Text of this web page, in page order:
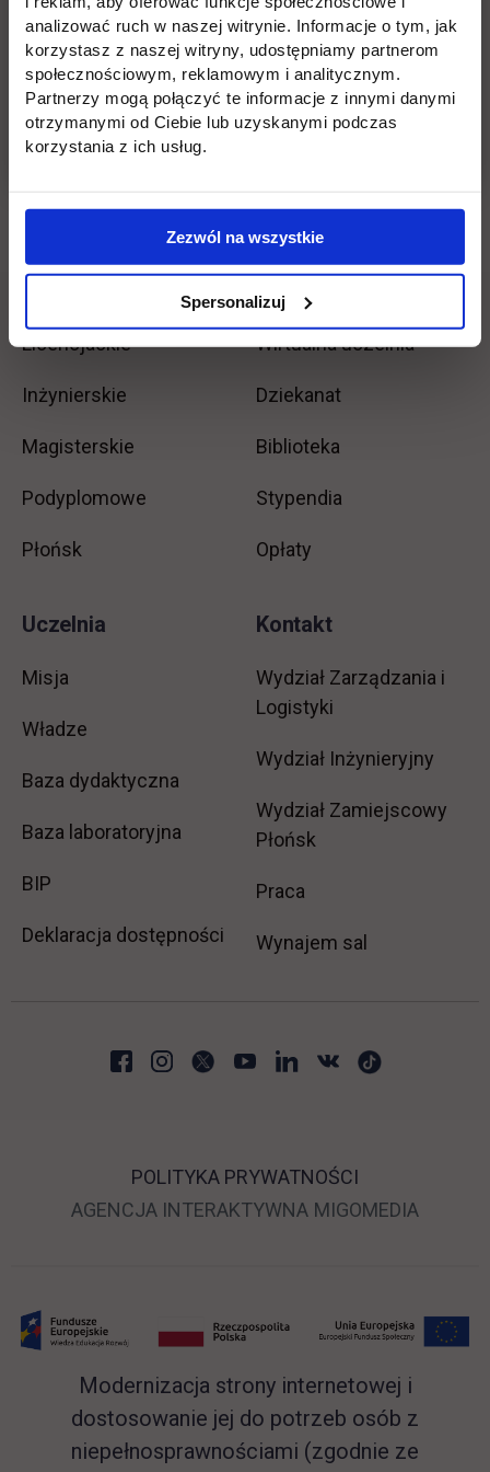
analizować ruch w naszej witrynie. Informacje o tym, jak
korzystasz z naszej witryny, udostępniamy partnerom
społecznościowym, reklamowym i analitycznym.
Partnerzy mogą połączyć te informacje z innymi danymi
otrzymanymi od Ciebie lub uzyskanymi podczas
korzystania z ich usług.
Zezwól na wszystkie
Spersonalizuj
Więcej informacji oraz zapisy:
https://akademia.parp.gov.pl/course/view.php?
id=5link otwiera się w nowej karcie
stopkę
Informacje w stopce
Licencjackie
Inżynierskie
Magisterskie
Podyplomowe
Płońsk
Student
Wirtualna uczelnia
Dziekanat
Biblioteka
Stypendia
Opłaty
Uczelnia
Misja
Władze
Baza dydaktyczna
Baza laboratoryjna
BIP link otwiera się w nowej karcie
Deklaracja dostępności
Kontakt
Wydział Zarządzania i
Logistyki
Wydział Inżynieryjny
Wydział Zamiejscowy
Płońsk
Praca
Wynajem sal
POLITYKA PRYWATNOŚCI
AGENCJA INTERAKTYWNA LINK OTWIERA SIĘ
MIGOMEDIA
Modernizacja strony internetowej i
dostosowanie jej do potrzeb osób z
niepełnosprawnościami (zgodnie ze